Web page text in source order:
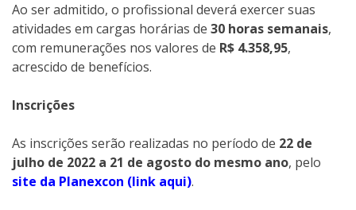
Ao ser admitido, o profissional deverá exercer suas
atividades em cargas horárias de 30 horas semanais,
com remunerações nos valores de R$ 4.358,95,
acrescido de benefícios.
Inscrições
As inscrições serão realizadas no período de 22 de
julho de 2022 a 21 de agosto do mesmo ano, pelo
site da Planexcon (link aqui).